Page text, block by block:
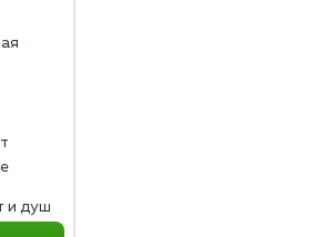
и душ